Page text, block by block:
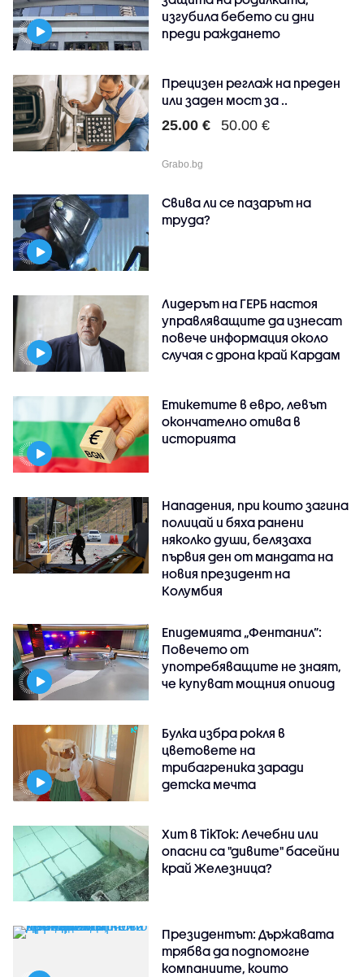
изгубила бебето си дни
преди раждането
Прецизен реглаж на преден
или заден мост за ..
25.00 € 50.00 €
Grabo.bg
Свива ли се пазарът на
труда?
Лидерът на ГЕРБ настоя
управляващите да изнесат
повече информация около
случая с дрона край Кардам
Етикетите в евро, левът
окончателно отива в
историята
Нападения, при които загина
полицай и бяха ранени
няколко души, белязаха
първия ден от мандата на
новия президент на
Колумбия
Епидемията „Фентанил”:
Повечето от
употребяващите не знаят,
че купуват мощния опиоид
Булка избра рокля в
цветовете на
трибагреника заради
детска мечта
Хит в TikTok: Лечебни или
опасни са "дивите" басейни
край Железница?
Президентът: Държавата
трябва да подпомогне
компаниите, които